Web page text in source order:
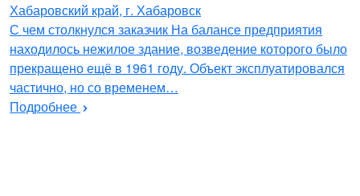
Хабаровский край, г. Хабаровск
С чем столкнулся заказчик На балансе предприятия
находилось нежилое здание, возведение которого было
прекращено ещё в 1961 году. Объект эксплуатировался
частично, но со временем…
Подробнее